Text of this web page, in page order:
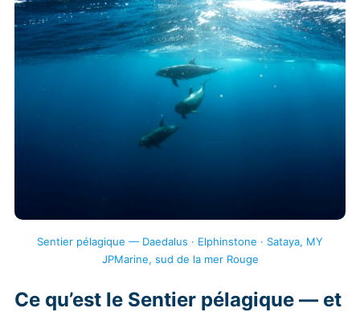
Sentier pélagique — Daedalus · Elphinstone · Sataya, MY
JPMarine, sud de la mer Rouge
Ce qu’est le Sentier pélagique — et